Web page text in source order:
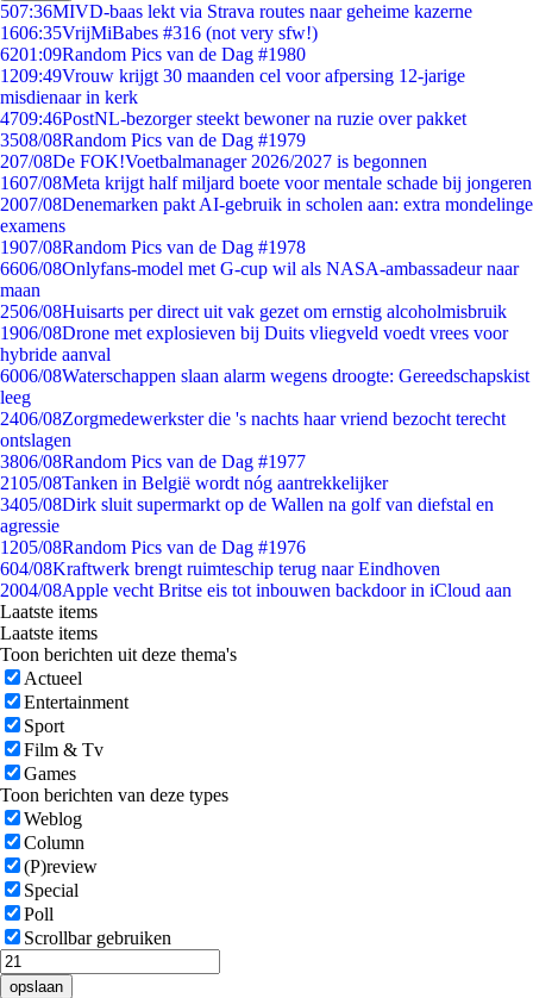
507:36MIVD-baas lekt via Strava routes naar geheime kazerne
1606:35VrijMiBabes #316 (not very sfw!)
6201:09Random Pics van de Dag #1980
1209:49Vrouw krijgt 30 maanden cel voor afpersing 12-jarige
misdienaar in kerk
4709:46PostNL-bezorger steekt bewoner na ruzie over pakket
3508/08Random Pics van de Dag #1979
207/08De FOK!Voetbalmanager 2026/2027 is begonnen
1607/08Meta krijgt half miljard boete voor mentale schade bij jongeren
2007/08Denemarken pakt AI-gebruik in scholen aan: extra mondelinge
examens
1907/08Random Pics van de Dag #1978
6606/08Onlyfans-model met G-cup wil als NASA-ambassadeur naar
maan
2506/08Huisarts per direct uit vak gezet om ernstig alcoholmisbruik
1906/08Drone met explosieven bij Duits vliegveld voedt vrees voor
hybride aanval
6006/08Waterschappen slaan alarm wegens droogte: Gereedschapskist
leeg
2406/08Zorgmedewerkster die 's nachts haar vriend bezocht terecht
ontslagen
3806/08Random Pics van de Dag #1977
2105/08Tanken in België wordt nóg aantrekkelijker
3405/08Dirk sluit supermarkt op de Wallen na golf van diefstal en
agressie
1205/08Random Pics van de Dag #1976
604/08Kraftwerk brengt ruimteschip terug naar Eindhoven
2004/08Apple vecht Britse eis tot inbouwen backdoor in iCloud aan
Laatste items
Laatste items
Toon berichten uit deze thema's
Actueel
Entertainment
Sport
Film & Tv
Games
Toon berichten van deze types
Weblog
Column
(P)review
Special
Poll
Scrollbar gebruiken
opslaan